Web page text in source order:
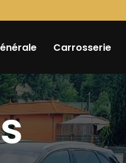
Carrosserie